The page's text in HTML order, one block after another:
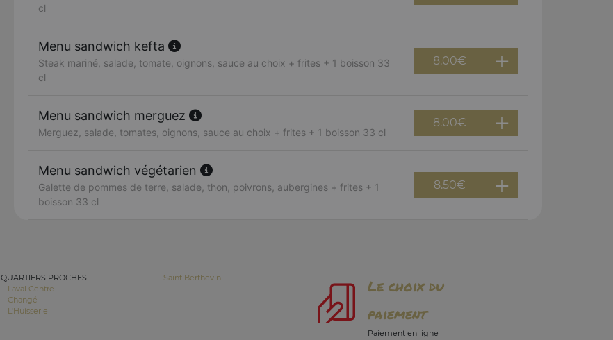
cl
Menu sandwich kefta
Steak mariné, salade, tomate, oignons, sauce au choix + frites + 1 boisson 33
cl
8.00€
Menu sandwich merguez
Merguez, salade, tomates, oignons, sauce au choix + frites + 1 boisson 33 cl
8.00€
Menu sandwich végétarien
Galette de pommes de terre, salade, thon, poivrons, aubergines + frites + 1
boisson 33 cl
8.50€
QUARTIERS PROCHES
Laval Centre
Changé
L'Huisserie
Saint Berthevin
Le choix du
paiement
Paiement en ligne